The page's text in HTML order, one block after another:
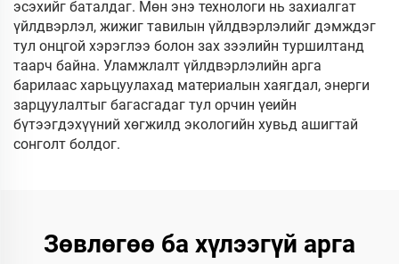
эсэхийг баталдаг. Мөн энэ технологи нь захиалгат
үйлдвэрлэл, жижиг тавилын үйлдвэрлэлийг дэмждэг
тул онцгой хэрэглээ болон зах зээлийн туршилтанд
таарч байна. Уламжлалт үйлдвэрлэлийн арга
барилаас харьцуулахад материалын хаягдал, энерги
зарцуулалтыг багасгадаг тул орчин үеийн
бүтээгдэхүүний хөгжилд экологийн хувьд ашигтай
сонголт болдог.
Зөвлөгөө ба хүлээгүй арга